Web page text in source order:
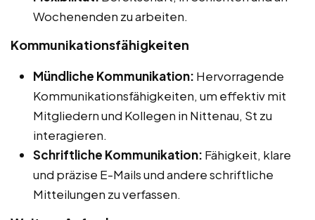
Wochenenden zu arbeiten.
Kommunikationsfähigkeiten
Mündliche Kommunikation: Hervorragende
Kommunikationsfähigkeiten, um effektiv mit
Mitgliedern und Kollegen in Nittenau, St zu
interagieren.
Schriftliche Kommunikation: Fähigkeit, klare
und präzise E-Mails und andere schriftliche
Mitteilungen zu verfassen.